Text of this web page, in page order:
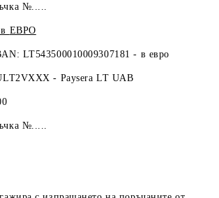
№.....
ЕВРО
LT543500010009307181 - в евро
- Paysera LT UAB
№.....